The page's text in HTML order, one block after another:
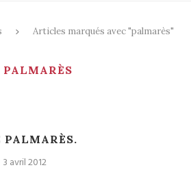
Articles marqués avec "palmarès"
PALMARÈS
3 avril 2012